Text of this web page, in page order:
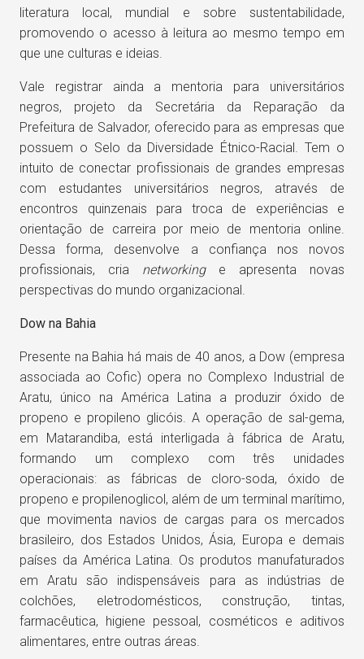
literatura local, mundial e sobre sustentabilidade,
promovendo o acesso à leitura ao mesmo tempo em
que une culturas e ideias.
Vale registrar ainda a mentoria para universitários
negros, projeto da Secretária da Reparação da
Prefeitura de Salvador, oferecido para as empresas que
possuem o Selo da Diversidade Étnico-Racial. Tem o
intuito de conectar profissionais de grandes empresas
com estudantes universitários negros, através de
encontros quinzenais para troca de experiências e
orientação de carreira por meio de mentoria online.
Dessa forma, desenvolve a confiança nos novos
profissionais, cria networkinge apresenta novas
perspectivas do mundo organizacional.
Dow na Bahia
Presente na Bahia há mais de 40 anos, a Dow (empresa
associada ao Cofic) opera no Complexo Industrial de
Aratu, único na América Latina a produzir óxido de
propeno e propileno glicóis. A operação de sal-gema,
em Matarandiba, está interligada à fábrica de Aratu,
formando um complexo com três unidades
operacionais: as fábricas de cloro-soda, óxido de
propeno e propilenoglicol, além de um terminal marítimo,
que movimenta navios de cargas para os mercados
brasileiro, dos Estados Unidos, Ásia, Europa e demais
países da América Latina. Os produtos manufaturados
em Aratu são indispensáveis para as indústrias de
colchões, eletrodomésticos, construção, tintas,
farmacêutica, higiene pessoal, cosméticos e aditivos
alimentares, entre outras áreas.